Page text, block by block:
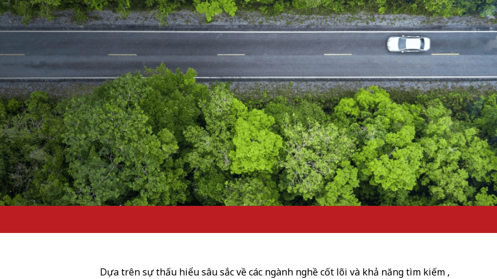
Dựa trên sự thấu hiểu sâu sắc về các ngành nghề cốt lõi và khả năng tìm kiếm ,